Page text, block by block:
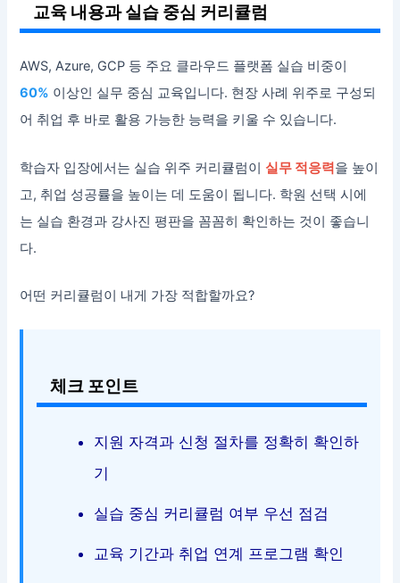
교육 내용과 실습 중심 커리큘럼
AWS, Azure, GCP 등 주요 클라우드 플랫폼 실습 비중이
60% 이상인 실무 중심 교육입니다. 현장 사례 위주로 구성되
어 취업 후 바로 활용 가능한 능력을 키울 수 있습니다.
학습자 입장에서는 실습 위주 커리큘럼이 실무 적응력을 높이
고, 취업 성공률을 높이는 데 도움이 됩니다. 학원 선택 시에
는 실습 환경과 강사진 평판을 꼼꼼히 확인하는 것이 좋습니
다.
어떤 커리큘럼이 내게 가장 적합할까요?
체크 포인트
지원 자격과 신청 절차를 정확히 확인하
기
실습 중심 커리큘럼 여부 우선 점검
교육 기간과 취업 연계 프로그램 확인